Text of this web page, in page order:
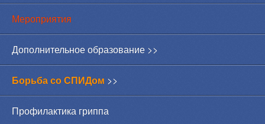
Мероприятия
Дополнительное образование >>
Борьба со СПИДом >>
Профилактика гриппа